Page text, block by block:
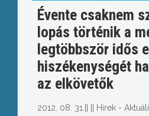
Évente csaknem
lopás történik a
legtöbbször idős
hiszékenységét
az elkövetők
2012. 08. 31. Hírek -